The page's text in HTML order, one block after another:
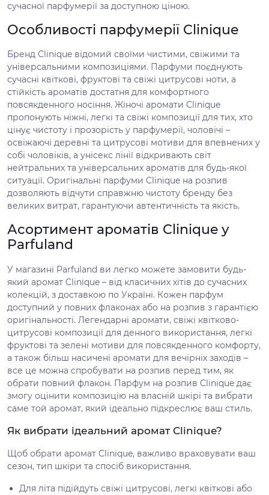
сучасної парфумерії за доступною ціною.
Особливості парфумерії Clinique
Бренд Clinique відомий своїми чистими, свіжими та
універсальними композиціями. Парфуми поєднують
сучасні квіткові, фруктові та свіжі цитрусові ноти, а
стійкість ароматів достатня для комфортного
повсякденного носіння. Жіночі аромати Clinique
пропонують ніжні, легкі та свіжі композиції для тих, хто
цінує чистоту і прозорість у парфумерії, чоловічі –
освіжаючі деревні та цитрусові мотиви для впевнених у
собі чоловіків, а унісекс лінії відкривають світ
нейтральних та універсальних ароматів для будь-якої
ситуації. Оригінальні парфуми Clinique на розпив
дозволяють відчути справжню чистоту бренду без
великих витрат, гарантуючи автентичність та якість.
Асортимент ароматів Clinique у
Parfuland
У магазині Parfuland ви легко можете замовити будь-
який аромат Clinique – від класичних хітів до сучасних
колекцій, з доставкою по Україні. Кожен парфум
доступний у повних флаконах або на розпив з гарантією
оригінальності. Легендарні аромати, свіжі квітково-
цитрусові композиції для денного використання, легкі
фруктові та зелені мотиви для повсякденного комфорту,
а також більш насичені аромати для вечірніх заходів –
все це можна спробувати на розпив перед тим, як
обрати повний флакон. Парфум на розпив Clinique дає
змогу оцінити композицію на власній шкірі та вибрати
саме той аромат, який ідеально підкреслює ваш стиль.
Як вибрати ідеальний аромат Clinique?
Щоб обрати аромат Clinique, важливо враховувати ваш
сезон, тип шкіри та спосіб використання.
Для літа підійдуть свіжі цитрусові, легкі квіткові або